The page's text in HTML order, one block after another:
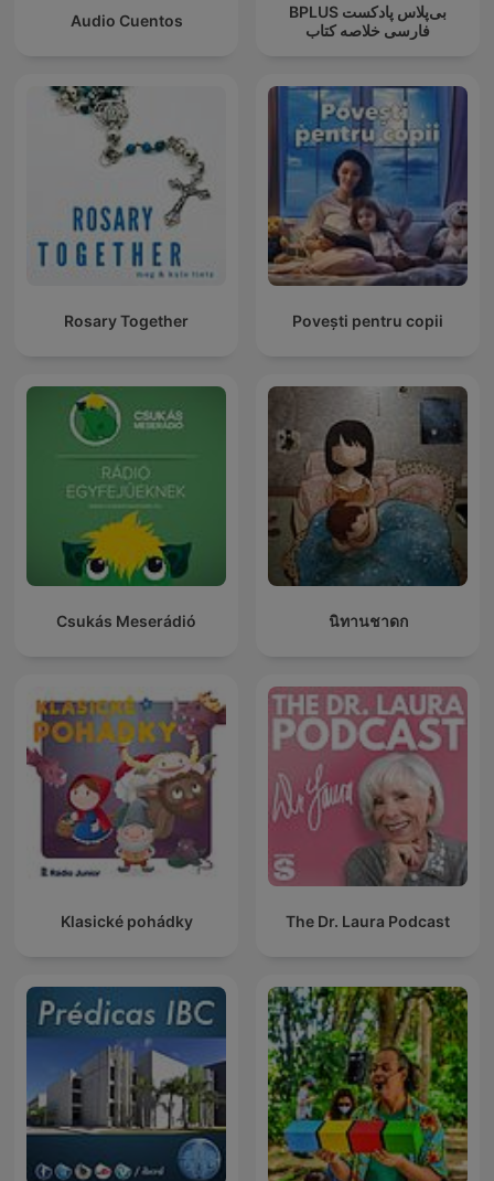
Audio Cuentos
‌BPLUS بی‌پلاس پادکست
فارسی خلاصه کتاب
Rosary Together Povești pentru copii
Csukás Meserádió นิทานชาดก
Klasické pohádky The Dr. Laura Podcast